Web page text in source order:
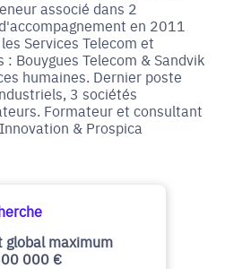
associé dans 2
en 2011
Services Telecom et
Bouygues Telecom & Sandvik
humaines. Dernier poste
3 sociétés
Formateur et consultant
& Prospica
maximum
000 €